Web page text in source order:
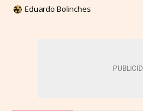
Eduardo Bolinches